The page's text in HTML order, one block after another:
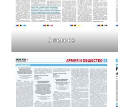
3 полоса